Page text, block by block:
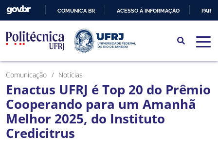
PARA
O
CONTEÚDO
COMUNICA BR ACESSO À INFORMAÇÃO
Comunicação Notícias
Enactus UFRJ é Top 20 do Prêmio
Cooperando para um Amanhã
Melhor 2025, do Instituto
Credicitrus